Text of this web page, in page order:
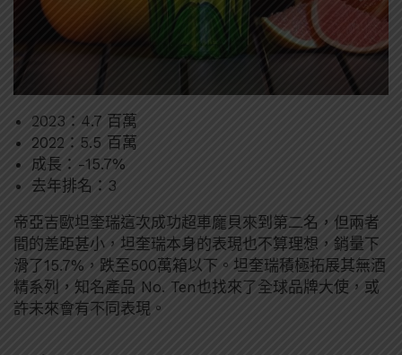
2023：4.7 百萬
2022：5.5 百萬
成長：-15.7%
去年排名：3
帝亞吉歐坦奎瑞這次成功超車龐貝來到第二名，但兩者
間的差距甚小，坦奎瑞本身的表現也不算理想，銷量下
滑了15.7%，跌至500萬箱以下。坦奎瑞積極拓展其無酒
精系列，知名產品 No. Ten也找來了全球品牌大使，或
許未來會有不同表現。